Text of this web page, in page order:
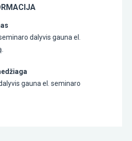
dalyvis gauna el.
gauna el. seminaro